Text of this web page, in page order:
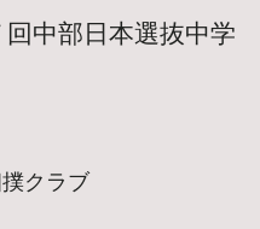
中部日本選抜中学
クラブ